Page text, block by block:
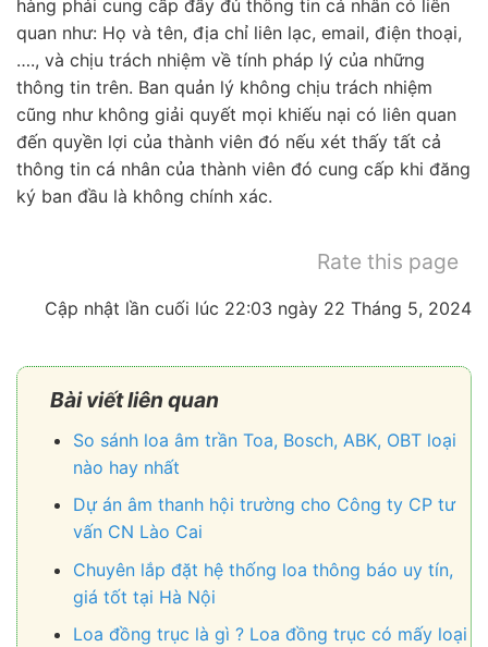
hàng phải cung cấp đầy đủ thông tin cá nhân có liên
quan như: Họ và tên, địa chỉ liên lạc, email, điện thoại,
…., và chịu trách nhiệm về tính pháp lý của những
thông tin trên. Ban quản lý không chịu trách nhiệm
cũng như không giải quyết mọi khiếu nại có liên quan
đến quyền lợi của thành viên đó nếu xét thấy tất cả
thông tin cá nhân của thành viên đó cung cấp khi đăng
ký ban đầu là không chính xác.
Rate this page
Cập nhật lần cuối lúc 22:03 ngày 22 Tháng 5, 2024
Bài viết liên quan
So sánh loa âm trần Toa, Bosch, ABK, OBT loại
nào hay nhất
Dự án âm thanh hội trường cho Công ty CP tư
vấn CN Lào Cai
Chuyên lắp đặt hệ thống loa thông báo uy tín,
giá tốt tại Hà Nội
Loa đồng trục là gì ? Loa đồng trục có mấy loại